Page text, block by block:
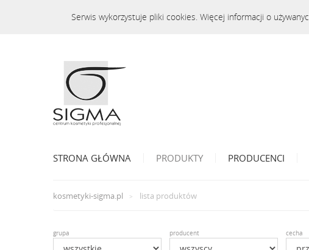
Serwis wykorzystuje pliki cookies. Więcej informacji o
STRONA GŁÓWNA PRODUKTY PRODUCENCI
kosmetyki-sigma.pl lista produktów
grupa producent cecha